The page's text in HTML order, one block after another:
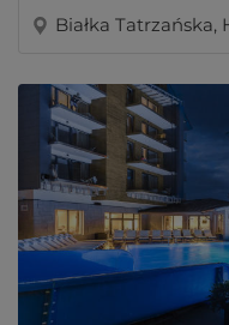
Białka